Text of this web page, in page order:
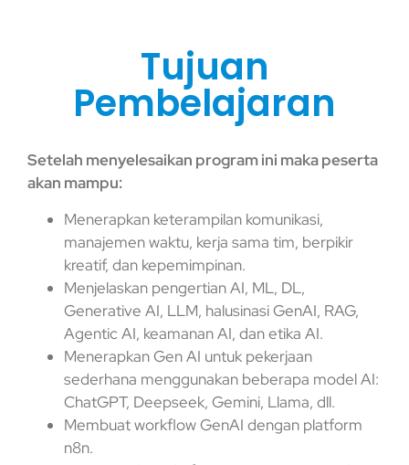
Tujuan
Pembelajaran
Setelah menyelesaikan program ini maka peserta
akan mampu:
Menerapkan keterampilan komunikasi,
manajemen waktu, kerja sama tim, berpikir
kreatif, dan kepemimpinan.
Menjelaskan pengertian AI, ML, DL,
Generative AI, LLM, halusinasi GenAI, RAG,
Agentic AI, keamanan AI, dan etika AI.
Menerapkan Gen AI untuk pekerjaan
sederhana menggunakan beberapa model AI:
ChatGPT, Deepseek, Gemini, Llama, dll.
Membuat workflow GenAI dengan platform
n8n.